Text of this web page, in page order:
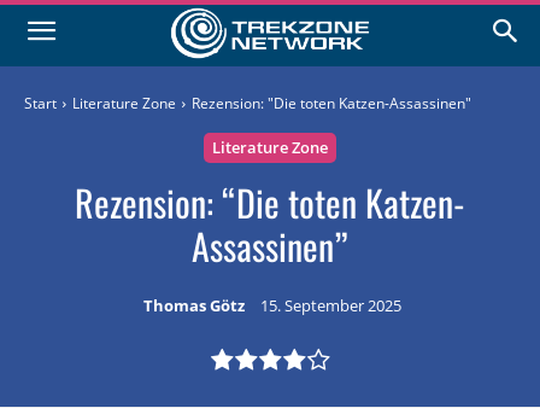
Start Literature Zone Rezension: "Die toten Katzen-Assassinen"
Literature Zone
Rezension: “Die toten Katzen-
Assassinen”
Thomas Götz 15. September 2025